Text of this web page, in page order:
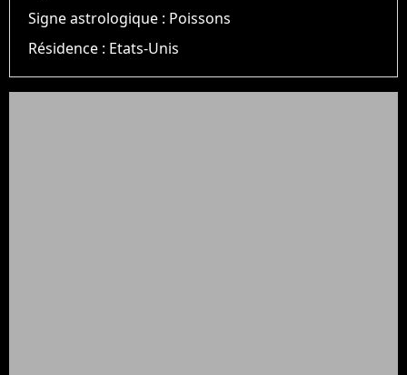
Signe astrologique : Poissons
Résidence : Etats-Unis